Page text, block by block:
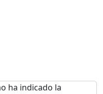
ha indicado la